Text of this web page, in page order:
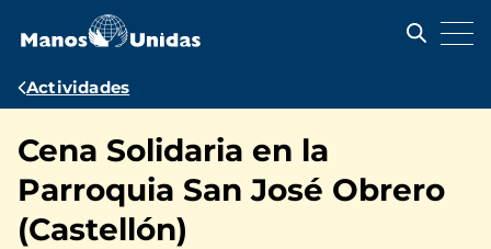
contenido
Ruta
navegación
Actividades
Cena Solidaria en la
Parroquia San José Obrero
(Castellón)